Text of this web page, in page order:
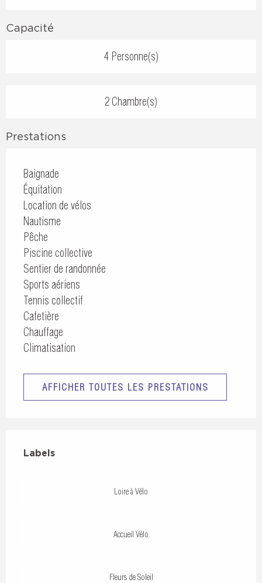
Capacité
4 Personne(s)
2 Chambre(s)
Prestations
Baignade
Équitation
Location de vélos
Nautisme
Pêche
Piscine collective
Sentier de randonnée
Sports aériens
Tennis collectif
Cafetière
Chauffage
Climatisation
AFFICHER TOUTES LES PRESTATIONS
Labels
Labels
Loire à Vélo
Accueil Vélo
Fleurs de Soleil